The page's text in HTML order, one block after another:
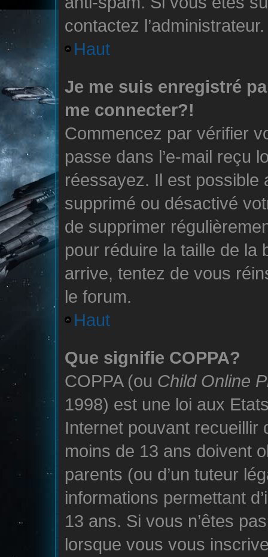
contactez l’administrateur.
Haut
Je me suis enregistré
me connecter?!
Commencez par vérifier
passe dans l’e-mail reçu
réessayez. Il est possible
supprimé ou désactivé
de supprimer
pour réduire la taille de la
arrive, tentez de vous
le forum.
Haut
Que signifie COPPA?
COPPA (ou Child Online
1998) est une loi aux
Internet pouvant recueillir
moins de 13 ans doivent
parents (ou d’un tuteur
informations permettant
13 ans. Si vous n’êtes
lorsque vous vous